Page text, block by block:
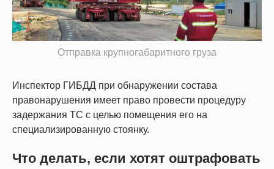
Отправка крупногабаритного груза
Инспектор ГИБДД при обнаружении состава
правонарушения имеет право провести процедуру
задержания ТС с целью помещения его на
специализированную стоянку.
Что делать, если хотят оштрафовать